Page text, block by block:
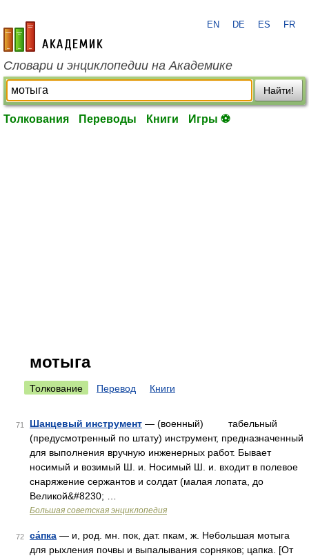
academic.ru
EN DE ES FR
Словари и энциклопедии на Академике
Найти!
Толкования Переводы Книги Игры ⚽
мотыга
Толкование Перевод Книги
71 Шанцевый инструмент — (военный) табельный
(предусмотренный по штату) инструмент, предназначенный
для выполнения вручную инженерных работ. Бывает
носимый и возимый Ш. и. Носимый Ш. и. входит в полевое
снаряжение сержантов и солдат (малая лопата, до
Великой&#8230; …
Большая советская энциклопедия
72 са́пка — и, род. мн. пок, дат. пкам, ж. Небольшая мотыга
для рыхления почвы и выпалывания сорняков; цапка. [От